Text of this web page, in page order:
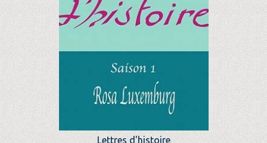
Lettres d'histoire